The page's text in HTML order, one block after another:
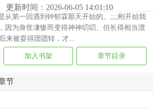
更新时间：2026-06-05 14:01:10
从第一回遇到钟郁霖那天开始的。;;;;刚开始我
因为身世凄惨而变得神神叨叨、但长得相当漂
来被耍得团团转，才...
加入书架 章节目录
节